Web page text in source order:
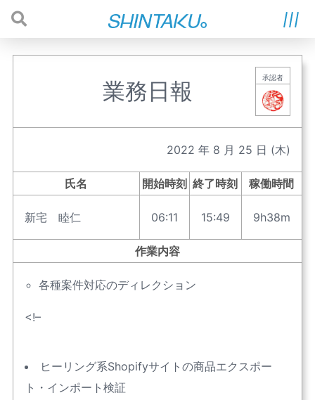
業務日報 承認者
2022 年 8 月 25 日 (木)
氏名 開始時刻 終了時刻 稼働時間
新宅 睦仁 06:11 15:49 9h38m
作業内容
各種案件対応のディレクション
<!–
ヒーリング系Shopifyサイトの商品エクスポー
ト・インポート検証